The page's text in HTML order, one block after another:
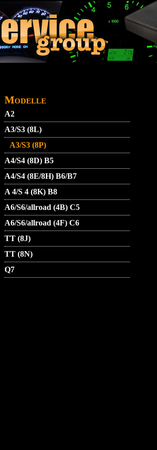
Modelle
A2
A3/S3 (8L)
A3/S3 (8P)
A4/S4 (8D) B5
A4/S4 (8E/8H) B6/B7
A 4/S 4 (8K) B8
A6/S6/allroad (4B) C5
A6/S6/allroad (4F) C6
TT (8J)
TT (8N)
Q7